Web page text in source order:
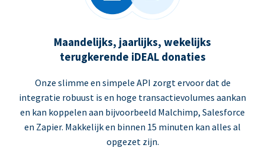
Maandelijks, jaarlijks, wekelijks
terugkerende iDEAL donaties
Onze slimme en simpele API zorgt ervoor dat de
integratie robuust is en hoge transactievolumes aankan
en kan koppelen aan bijvoorbeeld Malchimp, Salesforce
en Zapier. Makkelijk en binnen 15 minuten kan alles al
opgezet zijn.